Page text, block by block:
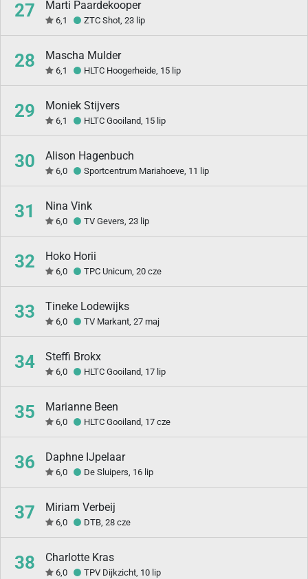
27 Marti Paardekooper
6,1 ZTC Shot, 23 lip
28 Mascha Mulder
6,1 HLTC Hoogerheide, 15 lip
29 Moniek Stijvers
6,1 HLTC Gooiland, 15 lip
30 Alison Hagenbuch
6,0 Sportcentrum Mariahoeve, 11 lip
31 Nina Vink
6,0 TV Gevers, 23 lip
32 Hoko Horii
6,0 TPC Unicum, 20 cze
33 Tineke Lodewijks
6,0 TV Markant, 27 maj
34 Steffi Brokx
6,0 HLTC Gooiland, 17 lip
35 Marianne Been
6,0 HLTC Gooiland, 17 cze
36 Daphne IJpelaar
6,0 De Sluipers, 16 lip
37 Miriam Verbeij
6,0 DTB, 28 cze
38 Charlotte Kras
6,0 TPV Dijkzicht, 10 lip